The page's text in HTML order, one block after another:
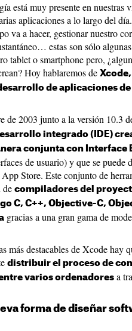
está muy presente en nuestras
aplicaciones a lo largo del
va a hacer, gestionar nuestro
estas son sólo
tablet o smartphone pero,
Hoy hablaremos de
de aplicaciones
de 2003 junto a la versión 10.3
integrado (IDE)
conjunta con Interface
de usuario) y que se puede
Store. Este conjunto de
de compiladores del
C, C++, Objective-C,
gracias a una gran gama de
más destacables de Xcode hay
distribuir el proceso de
varios ordenadores a
forma de diseñar